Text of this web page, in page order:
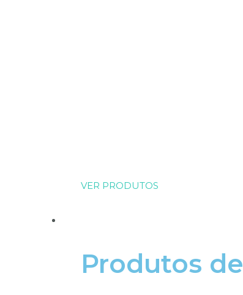
VER PRODUTOS
Produtos de